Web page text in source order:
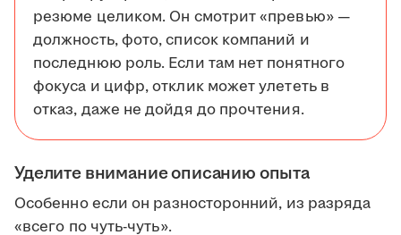
резюме целиком. Он смотрит «превью» —
должность, фото, список компаний и
последнюю роль. Если там нет понятного
фокуса и цифр, отклик может улететь в
отказ, даже не дойдя до прочтения.
Уделите внимание описанию опыта
Особенно если он разносторонний, из разряда
«всего по чуть-чуть».